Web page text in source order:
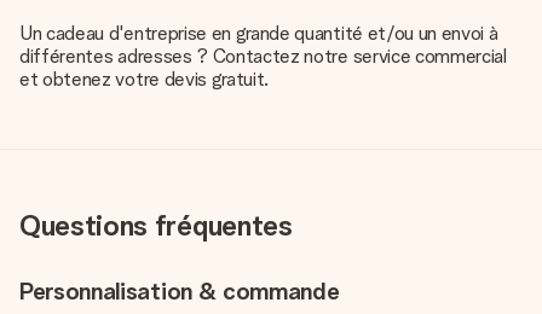
Un cadeau d'entreprise en grande quantité et/ou un envoi à
différentes adresses ? Contactez notre service commercial
et obtenez votre devis gratuit.
Questions fréquentes
Personnalisation & commande